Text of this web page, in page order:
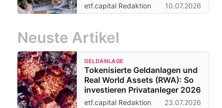
etf.capital Redaktion 10.07.2026
Neuste Artikel
GELDANLAGE
Tokenisierte Geldanlagen und
Real World Assets (RWA): So
investieren Privatanleger 2026
etf.capital Redaktion 23.07.2026